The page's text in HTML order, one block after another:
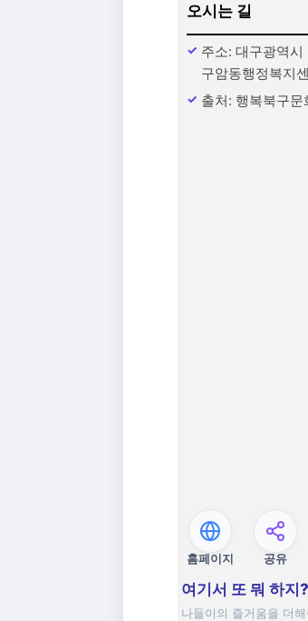
오시는 길
주소: 대구광역
구암동행정복지
출처: 행복북구
홈페이지 공유
여기서 또 뭐 하지?
나들이의 즐거움을 더